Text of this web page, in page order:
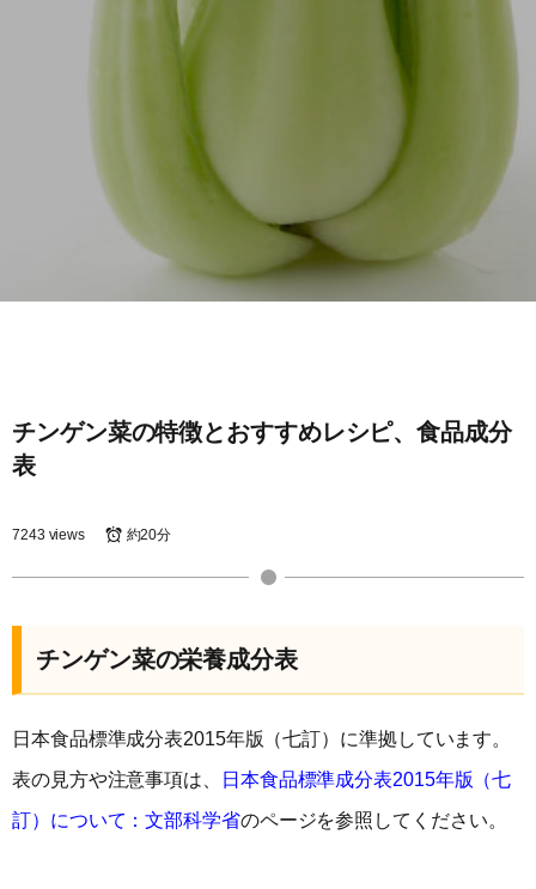
チンゲン菜の特徴とおすすめレシピ、食品成分
表
7243 views 約20分
チンゲン菜の栄養成分表
日本食品標準成分表2015年版（七訂）に準拠しています。
表の見方や注意事項は、
日本食品標準成分表2015年版（七
訂）について：文部科学省のページを参照してください。